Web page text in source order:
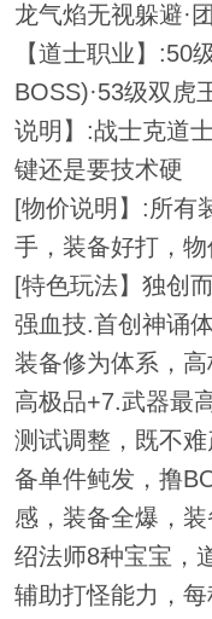
龙气焰无视躲避·
【道士职业】:50
BOSS)·53级双虎
说明】:战士克道
键还是要技术硬
[物价说明】:所有
手，装备好打，物
[特色玩法】独创
强血技.首创神诵
装备修为体系，
高极品+7.武器最
测试调整，既不
备单件鲀发，撸
感，装备全爆，
绍法师8种宝宝，
辅助打怪能力，